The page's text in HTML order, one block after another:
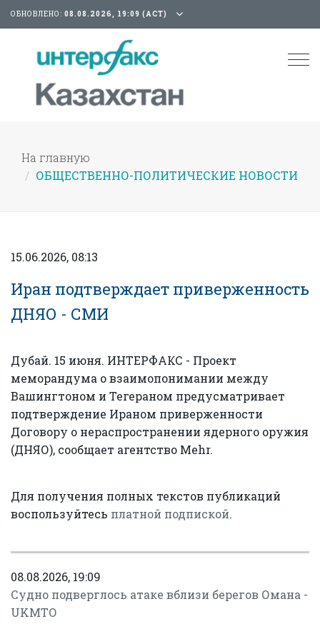
ОБНОВЛЕНО: 08.08.2026, 19:09 (АСТ)
На главную
ОБЩЕСТВЕННО-ПОЛИТИЧЕСКИЕ НОВОСТИ
15.06.2026, 08:13
Иран подтверждает приверженность
ДНЯО - СМИ
Дубай. 15 июня. ИНТЕРФАКС - Проект
меморандума о взаимопонимании между
Вашингтоном и Тегераном предусматривает
подтверждение Ираном приверженности
Договору о нераспространении ядерного оружия
(ДНЯО), сообщает агентство Mehr.
Для получения полных текстов публикаций
воспользуйтесь платной подпиской.
08.08.2026, 19:09
Судно подверглось атаке вблизи берегов Омана -
UKMTO